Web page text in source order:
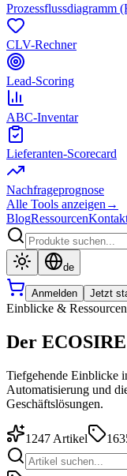
Prozessflussdiagramm
CLV-Rechner
Lead-Scoring
ABC-Inventar
Lieferanten-Scorecard
Nachfrageprognose
Alle Tools anzeigen →
BlogRessourcen
de
Anmelden Jetzt
Einblicke & Ressourcen
Der
Tiefgehende Einblicke
Automatisierung und
Geschäftslösungen.
1247 Artikel